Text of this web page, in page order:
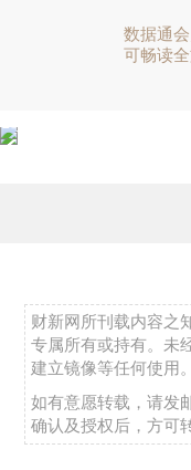
数据通
可畅读
财新网所刊载内容之
专属所有或持有。未
建立镜像等任何使用。
如有意愿转载，请发
确认及授权后，方可